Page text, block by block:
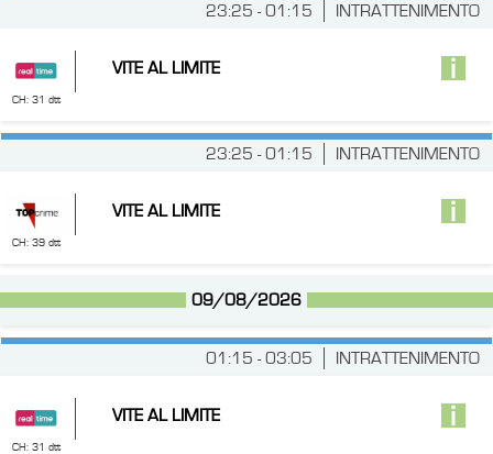
INTRATTENIMENTO
23:25 - 01:15
CH: 31 dtt
VITE AL LIMITE
INTRATTENIMENTO
23:25 - 01:15
CH: 39 dtt
VITE AL LIMITE
09/08/2026
INTRATTENIMENTO
01:15 - 03:05
CH: 31 dtt
VITE AL LIMITE